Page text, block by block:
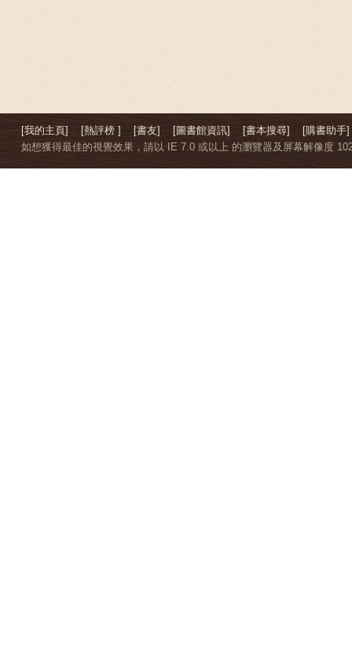
[我的主頁] [熱評榜 ] [書友] [圖書館資訊] [書本搜尋]
[購書助手]
如想獲得最佳的視覺效果，請以 IE 7.0 或以上 的瀏覽器及屏幕解像度